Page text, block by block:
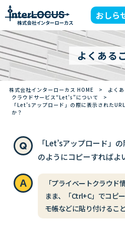
おしら
よくある
株式会社インターローカス HOME > よく
クラウドサービス“Let's"について
>
「Let’sアップロード」の際に表示された
か？
「Let’sアップロード」
のようにコピーすればよ
「プライベートクラウ
まま、「Ctrl+C」でコピ
モ帳などに貼り付けるこ